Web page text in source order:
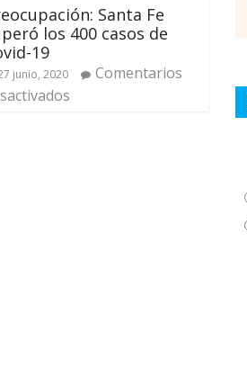
Santa Fe
los 400 casos de
19
junio, 2020
Comentarios